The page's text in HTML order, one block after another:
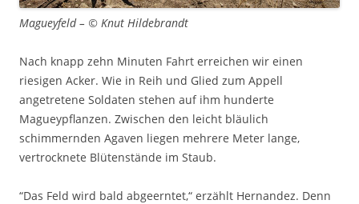
Magueyfeld – © Knut Hildebrandt
Nach knapp zehn Minuten Fahrt erreichen wir einen
riesigen Acker. Wie in Reih und Glied zum Appell
angetretene Soldaten stehen auf ihm hunderte
Magueypflanzen. Zwischen den leicht bläulich
schimmernden Agaven liegen mehrere Meter lange,
vertrocknete Blütenstände im Staub.
“Das Feld wird bald abgeerntet,“ erzählt Hernandez. Denn